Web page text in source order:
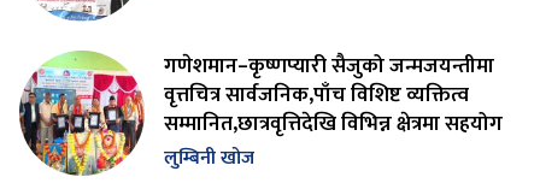
गणेशमान–कृष्णप्यारी सैजुको जन्मजयन्तीमा
वृत्तचित्र सार्वजनिक,पाँच विशिष्ट व्यक्तित्व
सम्मानित,छात्रवृत्तिदेखि विभिन्न क्षेत्रमा सहयोग
लुम्बिनी खोज